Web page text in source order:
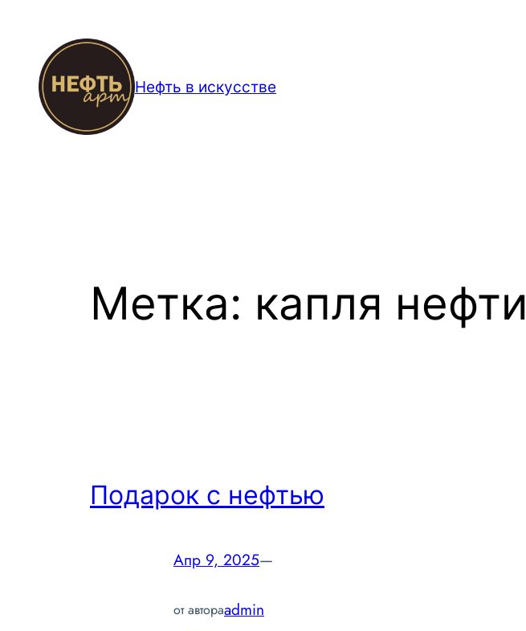
содержимому
Нефть в искусстве
Метка: капля нефти
Подарок с нефтью
Апр 9, 2025—
от автораadmin